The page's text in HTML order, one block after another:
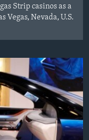
Strip casinos as a
Vegas, Nevada, U.S.